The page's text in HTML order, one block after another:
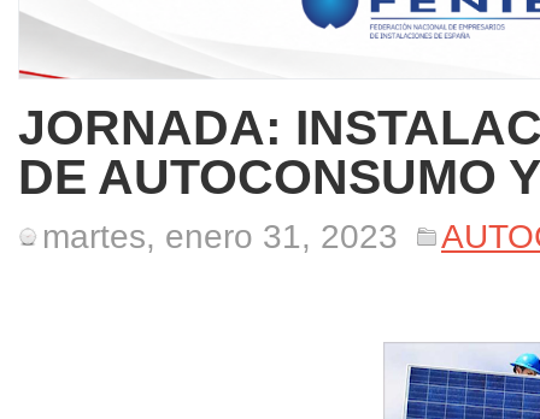
JORNADA:
DE AUTOCONSUMO
martes, enero 31, 2023